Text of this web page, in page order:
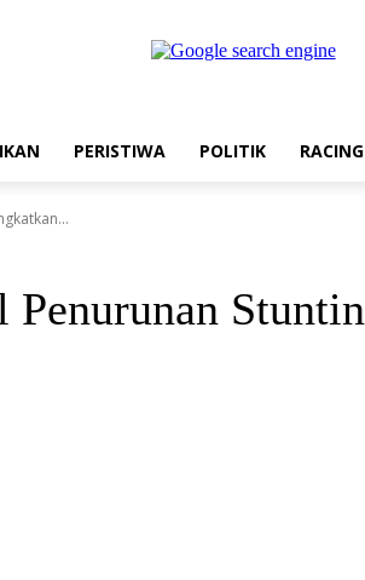
PERISTIWA POLITIK RACING
Penurunan